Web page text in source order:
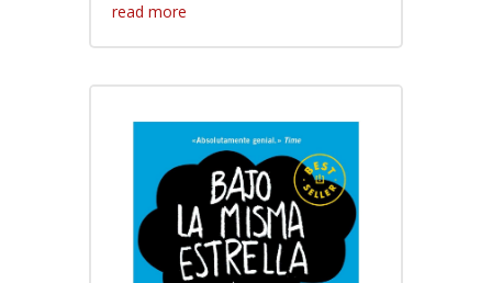
read more